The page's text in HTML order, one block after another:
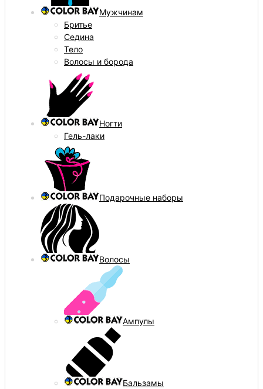
Мужчинам
Бритье
Седина
Тело
Волосы и борода
Ногти
Гель-лаки
Подарочные наборы
Волосы
Ампулы
Бальзамы